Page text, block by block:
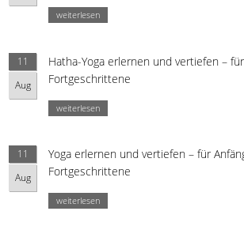
weiterlesen
11
Aug
Hatha-Yoga erlernen und vertiefen –
Fortgeschrittene
weiterlesen
11
Aug
Yoga erlernen und vertiefen – für
Fortgeschrittene
weiterlesen